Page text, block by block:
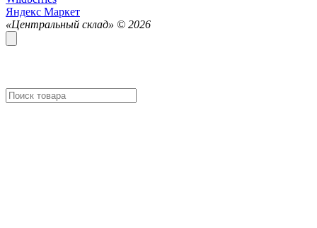
Яндекс Маркет
«Центральный склад» © 2026